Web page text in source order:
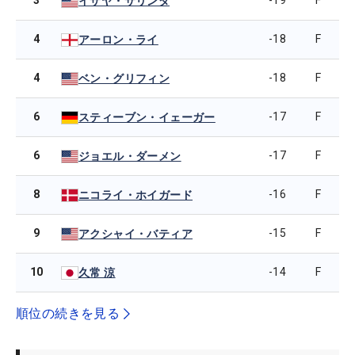
4 アーロン・ライ -18 F
4 ベン・グリフィン -18 F
6 スティーブン・イェーガー -17 F
6 ジョエル・ダーメン -17 F
8 ニコライ・ホイガード -16 F
9 アクシャイ・バティア -15 F
10 久常 涼 -14 F
順位の続きを見る